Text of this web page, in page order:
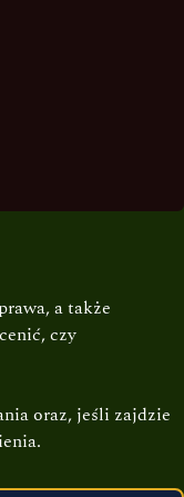
a także
czy
oraz, jeśli zajdzie